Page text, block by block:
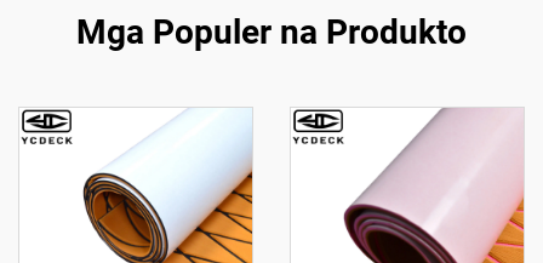
Mga Populer na Produkto